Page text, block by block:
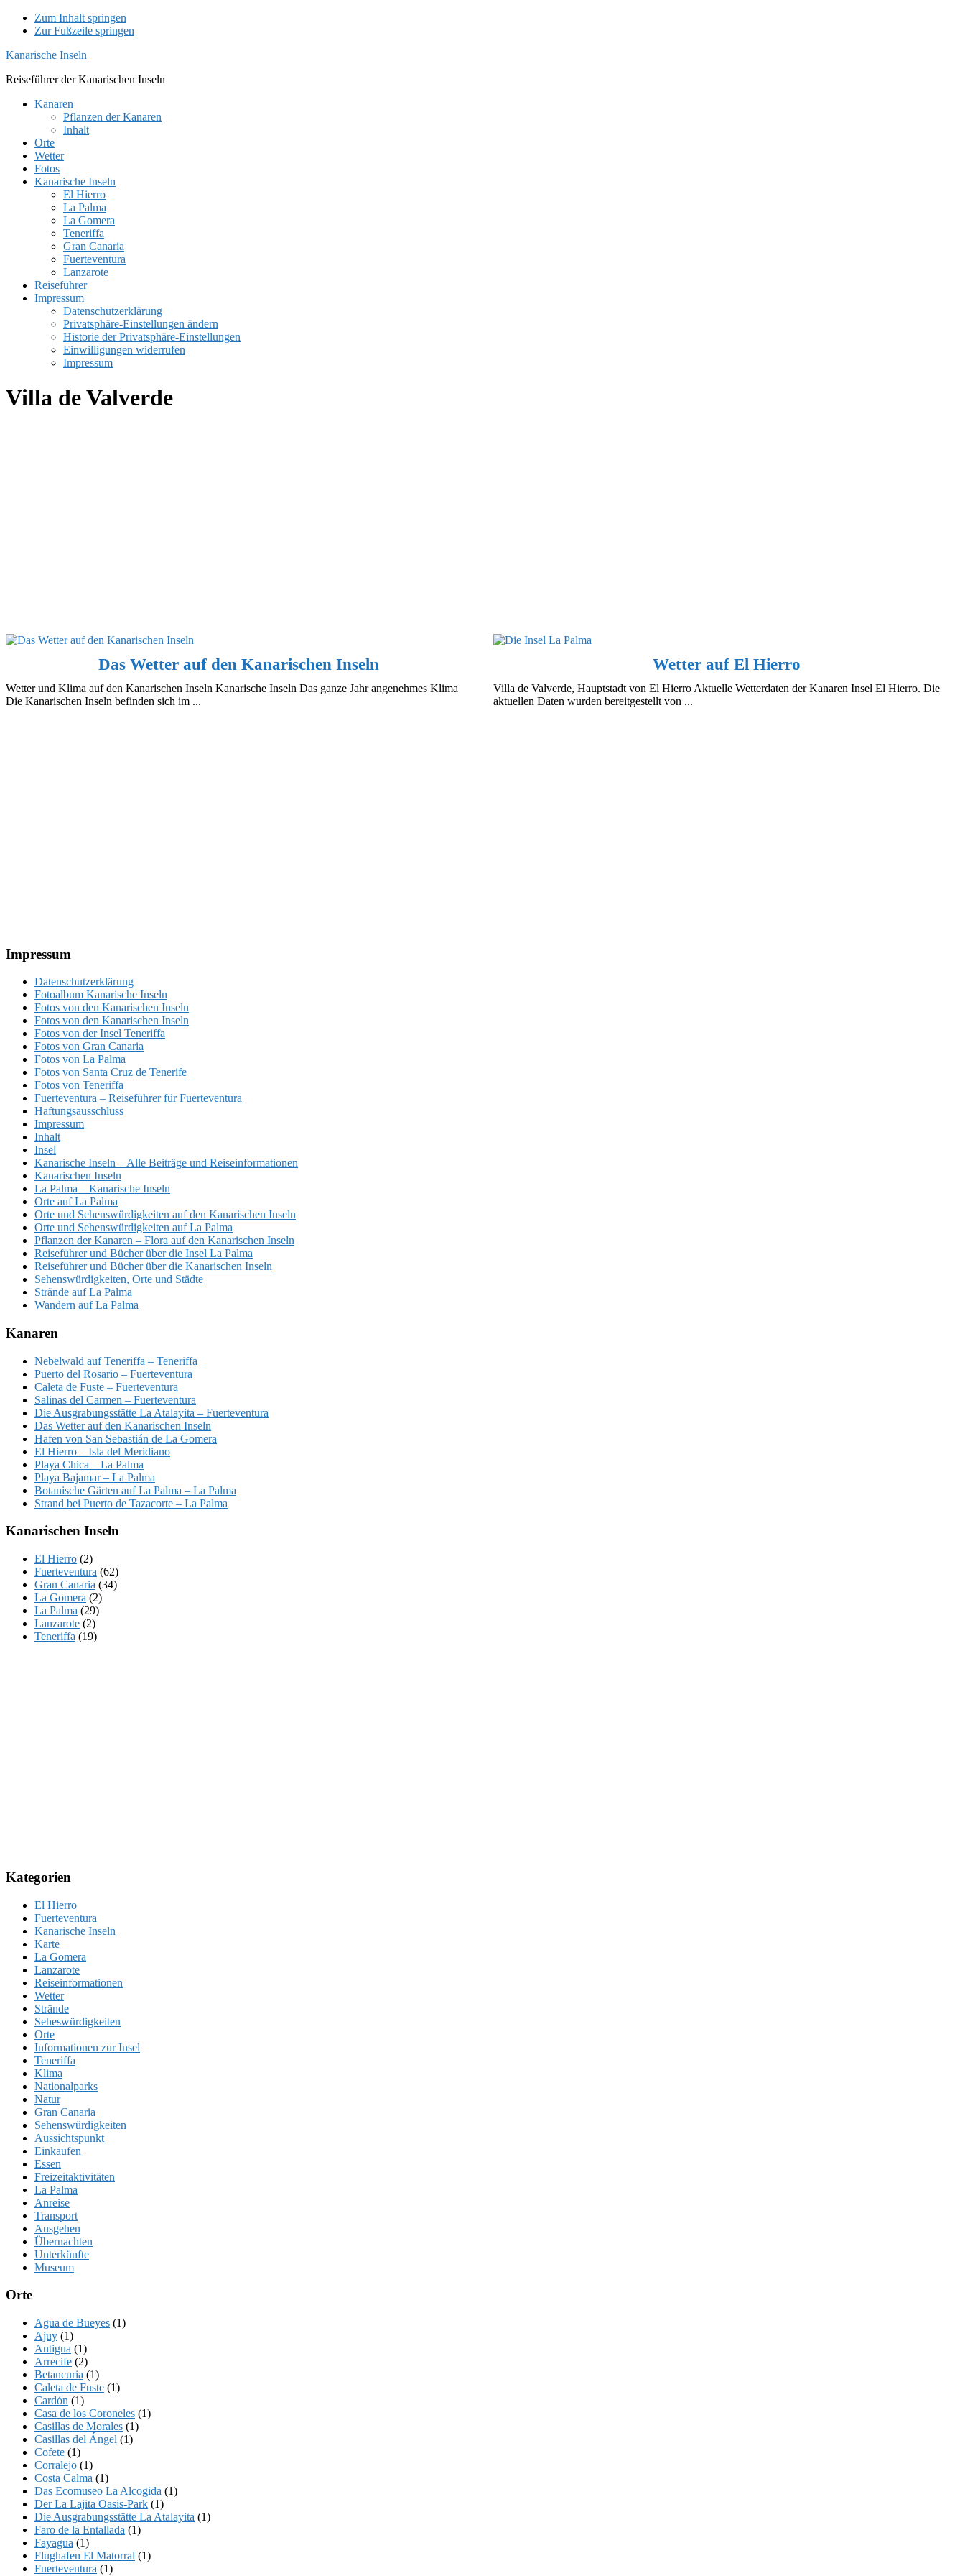
Zum Inhalt springen
Zur Fußzeile springen
Kanarische Inseln
Reiseführer der Kanarischen Inseln
Kanaren
Pflanzen der Kanaren
Inhalt
Orte
Wetter
Fotos
Kanarische Inseln
El Hierro
La Palma
La Gomera
Teneriffa
Gran Canaria
Fuerteventura
Lanzarote
Reiseführer
Impressum
Datenschutzerklärung
Privatsphäre-Einstellungen ändern
Historie der Privatsphäre-Einstellungen
Einwilligungen widerrufen
Impressum
Villa de Valverde
Das Wetter auf den Kanarischen Inseln
Wetter und Klima auf den Kanarischen Inseln Kanarische Inseln Das ganze Jahr angenehmes Klima
Die Kanarischen Inseln befinden sich im ...
Wetter auf El Hierro
Villa de Valverde, Hauptstadt von El Hierro Aktuelle Wetterdaten der Kanaren Insel El Hierro. Die
aktuellen Daten wurden bereitgestellt von ...
Footer
Impressum
Datenschutzerklärung
Fotoalbum Kanarische Inseln
Fotos von den Kanarischen Inseln
Fotos von den Kanarischen Inseln
Fotos von der Insel Teneriffa
Fotos von Gran Canaria
Fotos von La Palma
Fotos von Santa Cruz de Tenerife
Fotos von Teneriffa
Fuerteventura – Reiseführer für Fuerteventura
Haftungsausschluss
Impressum
Inhalt
Insel
Kanarische Inseln – Alle Beiträge und Reiseinformationen
Kanarischen Inseln
La Palma – Kanarische Inseln
Orte auf La Palma
Orte und Sehenswürdigkeiten auf den Kanarischen Inseln
Orte und Sehenswürdigkeiten auf La Palma
Pflanzen der Kanaren – Flora auf den Kanarischen Inseln
Reiseführer und Bücher über die Insel La Palma
Reiseführer und Bücher über die Kanarischen Inseln
Sehenswürdigkeiten, Orte und Städte
Strände auf La Palma
Wandern auf La Palma
Kanaren
Nebelwald auf Teneriffa – Teneriffa
Puerto del Rosario – Fuerteventura
Caleta de Fuste – Fuerteventura
Salinas del Carmen – Fuerteventura
Die Ausgrabungsstätte La Atalayita – Fuerteventura
Das Wetter auf den Kanarischen Inseln
Hafen von San Sebastián de La Gomera
El Hierro – Isla del Meridiano
Playa Chica – La Palma
Playa Bajamar – La Palma
Botanische Gärten auf La Palma – La Palma
Strand bei Puerto de Tazacorte – La Palma
Kanarischen Inseln
El Hierro (2)
Fuerteventura (62)
Gran Canaria (34)
La Gomera (2)
La Palma (29)
Lanzarote (2)
Teneriffa (19)
Kategorien
El Hierro
Fuerteventura
Kanarische Inseln
Karte
La Gomera
Lanzarote
Reiseinformationen
Wetter
Strände
Seheswürdigkeiten
Orte
Informationen zur Insel
Teneriffa
Klima
Nationalparks
Natur
Gran Canaria
Sehenswürdigkeiten
Aussichtspunkt
Einkaufen
Essen
Freizeitaktivitäten
La Palma
Anreise
Transport
Ausgehen
Übernachten
Unterkünfte
Museum
Orte
Agua de Bueyes (1)
Ajuy (1)
Antigua (1)
Arrecife (2)
Betancuria (1)
Caleta de Fuste (1)
Cardón (1)
Casa de los Coroneles (1)
Casillas de Morales (1)
Casillas del Ángel (1)
Cofete (1)
Corralejo (1)
Costa Calma (1)
Das Ecomuseo La Alcogida (1)
Der La Lajita Oasis-Park (1)
Die Ausgrabungsstätte La Atalayita (1)
Faro de la Entallada (1)
Fayagua (1)
Flughafen El Matorral (1)
Fuerteventura (1)